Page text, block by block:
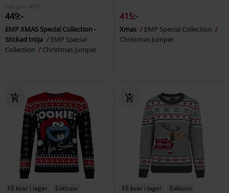
rek-pris
499:-
449:-
EMP XMAS Special Collection -
Stickad tröja
EMP Special
Collection
Christmas jumper
415:-
Xmas
EMP Special Collection
Christmas Jumper
Få kvar i lager Exklusiv Få kvar i lager Exklusiv